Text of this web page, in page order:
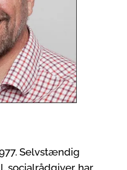
Selvstændig